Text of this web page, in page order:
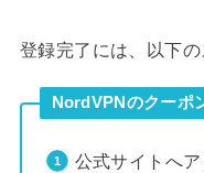
登録完了には、以下の
NordVPNのクーポ
公式サイトへ